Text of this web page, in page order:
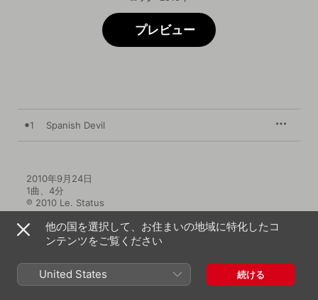
プレビュー
1 Spanish Devil
2010年9月24日
1曲、4分
℗ 2010 Le. Status
その他のバージョン
他の国を選択して、お住まいの地域に特化したコ
ンテンツをご覧ください
United States 続ける